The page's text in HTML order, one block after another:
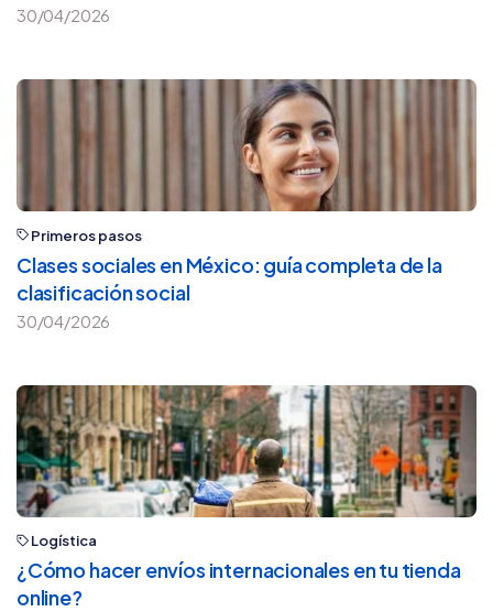
30/04/2026
Primeros pasos
Clases sociales en México: guía completa de la
clasificación social
30/04/2026
Logística
¿Cómo hacer envíos internacionales en tu tienda
online?